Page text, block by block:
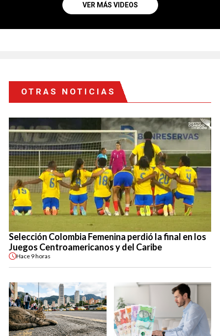
VER MÁS VIDEOS
OTRAS NOTICIAS
Selección Colombia Femenina perdió la final en los
Juegos Centroamericanos y del Caribe
Hace 9 horas